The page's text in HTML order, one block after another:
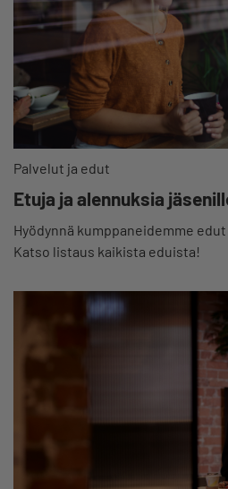
Palvelut ja edut
Etuja ja alennuksia
Hyödynnä kumppaneidemme edut
Katso listaus kaikista eduista!